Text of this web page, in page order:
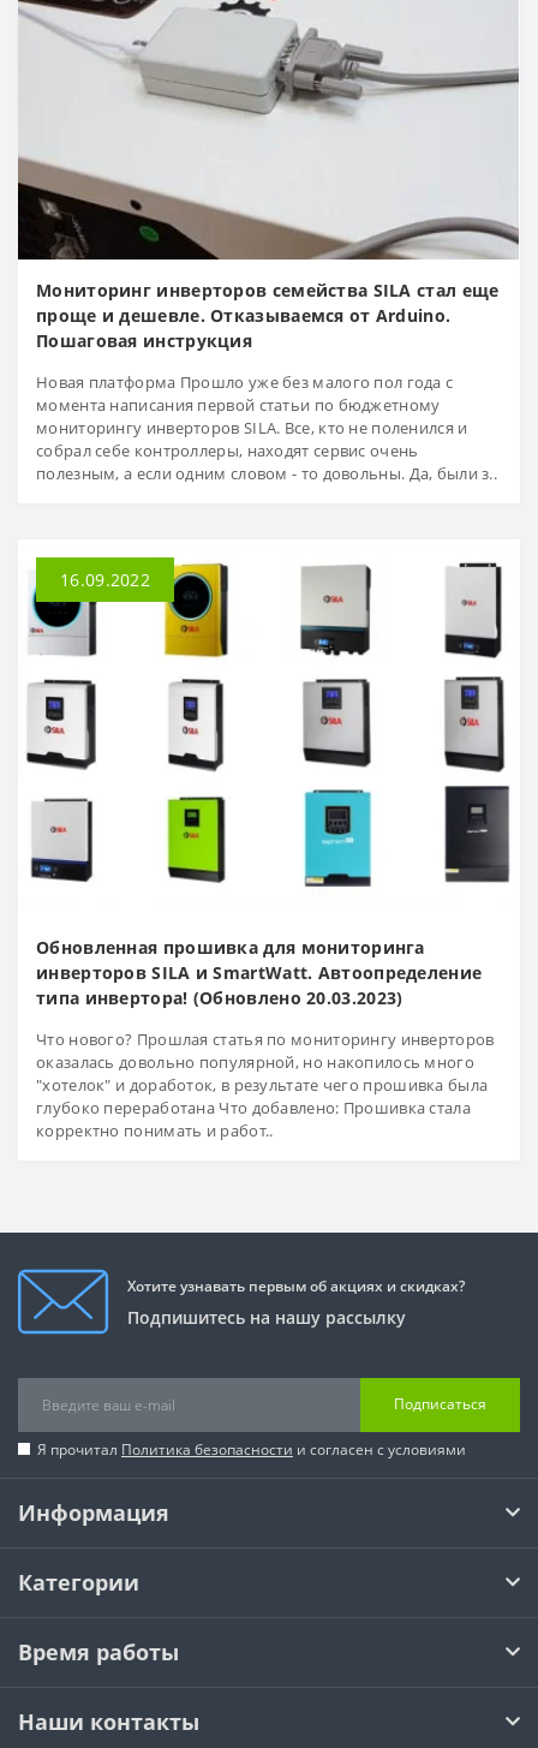
Мониторинг инверторов семейства SILA стал еще
проще и дешевле. Отказываемся от Arduino.
Пошаговая инструкция
Новая платформа Прошло уже без малого пол года с
момента написания первой статьи по бюджетному
мониторингу инверторов SILA. Все, кто не поленился и
собрал себе контроллеры, находят сервис очень
полезным, а если одним словом - то довольны. Да, были з..
16.09.2022
Обновленная прошивка для мониторинга
инверторов SILA и SmartWatt. Автоопределение
типа инвертора! (Обновлено 20.03.2023)
Что нового? Прошлая статья по мониторингу инверторов
оказалась довольно популярной, но накопилось много
"хотелок" и доработок, в результате чего прошивка была
глубоко переработана Что добавлено: Прошивка стала
корректно понимать и работ..
Хотите узнавать первым об акциях и скидках?
Подпишитесь на нашу рассылку
Подписаться
Я прочитал Политика безопасности и согласен с условиями
Информация
Категории
Время работы
Наши контакты